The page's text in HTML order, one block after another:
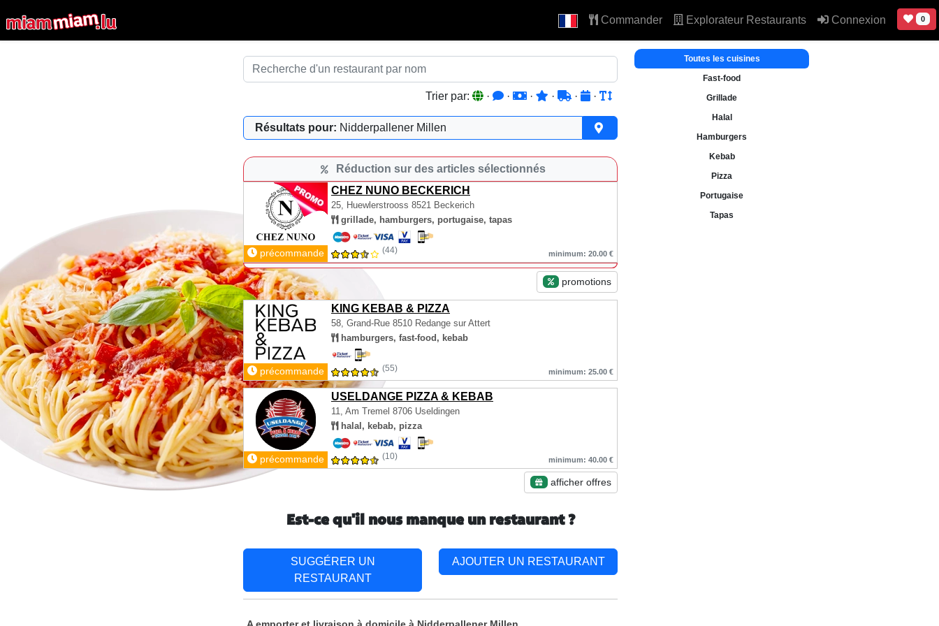
Commander Explorateur Restaurants Connexion 0
Trier par: · · · · · ·
Résultats pour: Nidderpallener Millen
Réduction sur des articles sélectionnés
CHEZ NUNO BECKERICH
25, Huewlerstrooss 8521 Beckerich
grillade, hamburgers, portugaise, tapas
précommande (44) minimum: 20.00 €
promotions
KING KEBAB & PIZZA
58, Grand-Rue 8510 Redange sur Attert
hamburgers, fast-food, kebab
précommande (55) minimum: 25.00 €
USELDANGE PIZZA & KEBAB
11, Am Tremel 8706 Useldingen
halal, kebab, pizza
précommande (10) minimum: 40.00 €
afficher offres
Toutes les cuisines
Fast-food
Grillade
Halal
Hamburgers
Kebab
Pizza
Portugaise
Tapas
Est-ce qu'il nous manque un restaurant ?
SUGGÉRER UN
RESTAURANT
AJOUTER UN RESTAURANT